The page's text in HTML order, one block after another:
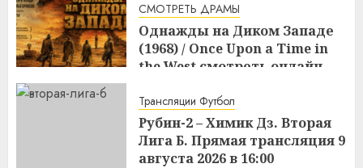
СМОТРЕТЬ ДРАМЫ
Однажды на Диком Западе
(1968) / Once Upon a Time in
the West смотреть онлайн
Трансляции Футбол
Рубин-2 – Химик Дз. Вторая
Лига Б. Прямая трансляция 9
августа 2026 в 16:00